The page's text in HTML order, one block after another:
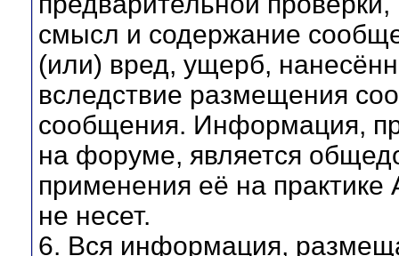
смысл и содержание
(или) вред, ущерб,
вследствие размещения
сообщения. Информация,
на форуме, является
применения её на практике
не несет.
6. Вся информация,